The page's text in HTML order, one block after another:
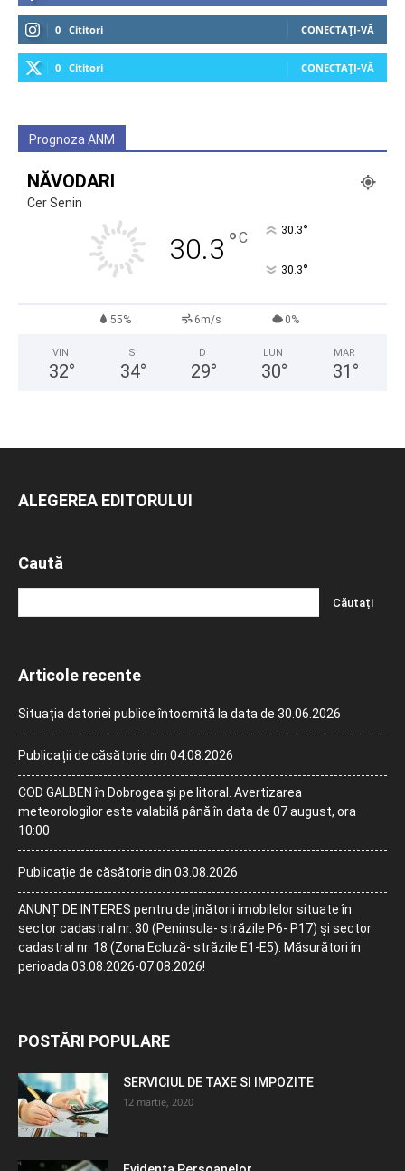
0 Cititori CONECTAȚI-VĂ
0 Cititori CONECTAȚI-VĂ
Prognoza ANM
NĂVODARI
Cer Senin
30.3 °C 30.3°
30.3°
55% 6m/s 0%
VIN
32°
S
34°
D
29°
LUN
30°
MAR
31 °
ALEGEREA EDITORULUI
Caută
Articole recente
Situația datoriei publice întocmită la data de 30.06.2026
Publicații de căsătorie din 04.08.2026
COD GALBEN în Dobrogea și pe litoral. Avertizarea
meteorologilor este valabilă până în data de 07 august, ora
10:00
Publicație de căsătorie din 03.08.2026
ANUNȚ DE INTERES pentru deținătorii imobilelor situate în
sector cadastral nr. 30 (Peninsula- străzile P6- P17) și sector
cadastral nr. 18 (Zona Ecluză- străzile E1-E5). Măsurători în
perioada 03.08.2026-07.08.2026!
POSTĂRI POPULARE
SERVICIUL DE TAXE SI IMPOZITE
12 martie, 2020